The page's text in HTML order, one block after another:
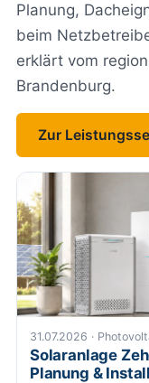
Planung,
beim
erklärt vom
Brandenburg.
Zur
31.07.2026 ·
Solaranlage
Planung &